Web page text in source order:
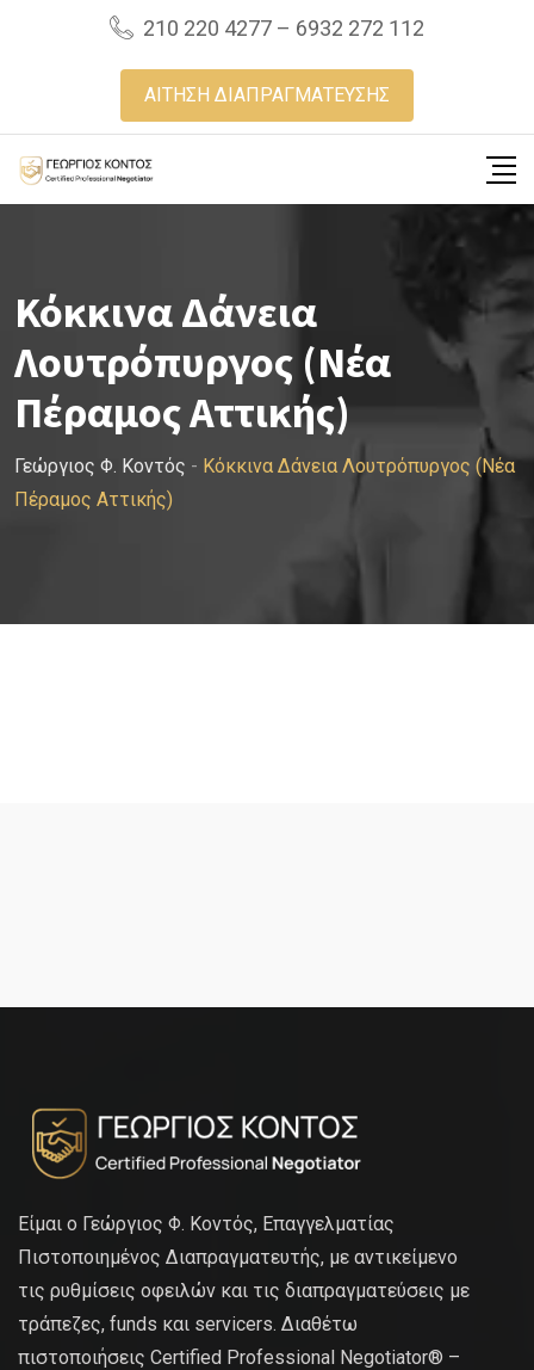
210 220 4277 – 6932 272 112
ΑΙΤΗΣΗ ΔΙΑΠΡΑΓΜΑΤΕΥΣΗΣ
Κόκκινα Δάνεια
Λουτρόπυργος (Νέα
Πέραμος Αττικής)
Γεώργιος Φ. Κοντός - Κόκκινα Δάνεια Λουτρόπυργος (Νέα
Πέραμος Αττικής)
Είμαι ο Γεώργιος Φ. Κοντός, Επαγγελματίας
Πιστοποιημένος Διαπραγματευτής, με αντικείμενο
τις ρυθμίσεις οφειλών και τις διαπραγματεύσεις με
τράπεζες, funds και servicers. Διαθέτω
πιστοποιήσεις Certified Professional Negotiator® –